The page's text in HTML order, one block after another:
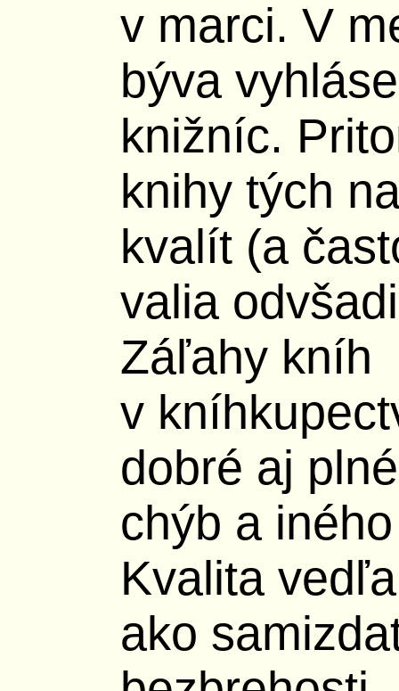
v marci. V
býva
knižníc.
knihy tých
kvalít (a
valia
Záľahy kníh
v
dobré aj
chýb a
Kvalita
ako